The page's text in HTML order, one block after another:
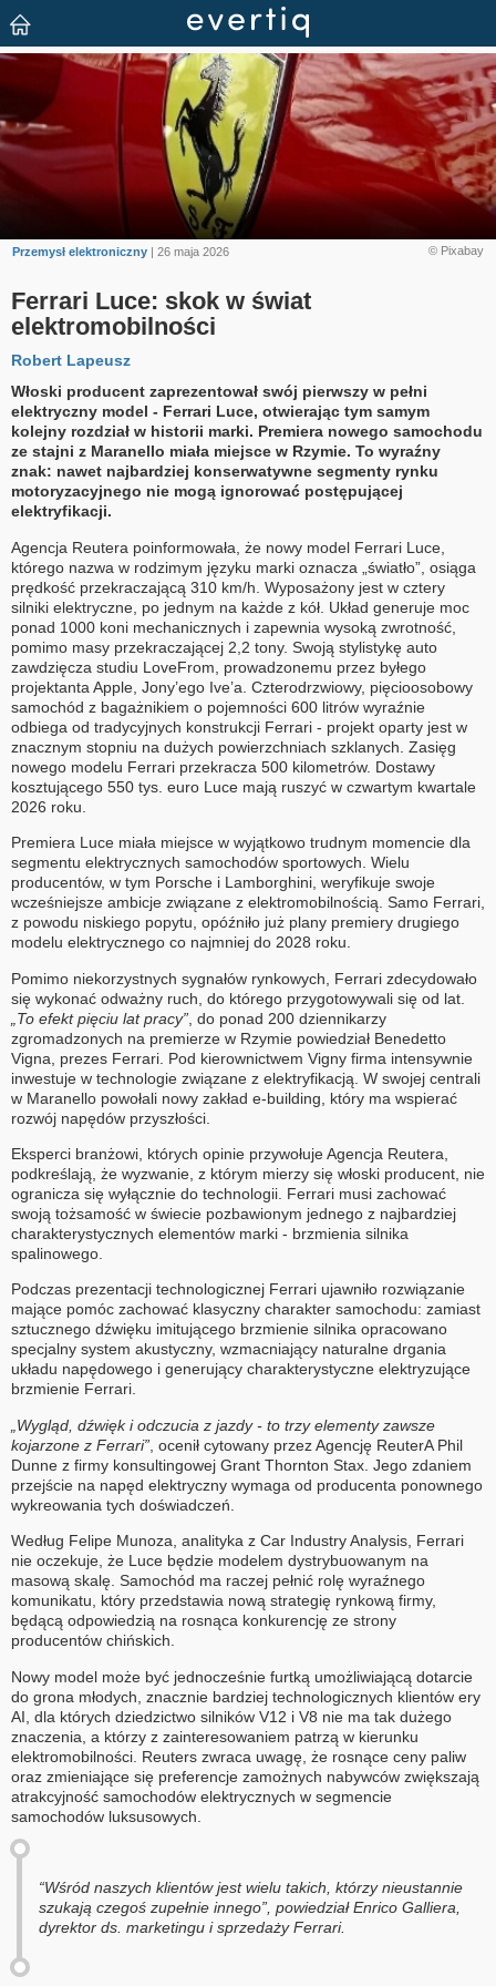
© Pixabay
Przemysł elektroniczny | 26 maja 2026
Ferrari Luce: skok w świat
elektromobilności
Robert Lapeusz
Włoski producent zaprezentował swój pierwszy w pełni
elektryczny model - Ferrari Luce, otwierając tym samym
kolejny rozdział w historii marki. Premiera nowego samochodu
ze stajni z Maranello miała miejsce w Rzymie. To wyraźny
znak: nawet najbardziej konserwatywne segmenty rynku
motoryzacyjnego nie mogą ignorować postępującej
elektryfikacji.
Agencja Reutera poinformowała, że nowy model Ferrari Luce,
którego nazwa w rodzimym języku marki oznacza „światło”, osiąga
prędkość przekraczającą 310 km/h. Wyposażony jest w cztery
silniki elektryczne, po jednym na każde z kół. Układ generuje moc
ponad 1000 koni mechanicznych i zapewnia wysoką zwrotność,
pomimo masy przekraczającej 2,2 tony. Swoją stylistykę auto
zawdzięcza studiu LoveFrom, prowadzonemu przez byłego
projektanta Apple, Jony’ego Ive’a. Czterodrzwiowy, pięcioosobowy
samochód z bagażnikiem o pojemności 600 litrów wyraźnie
odbiega od tradycyjnych konstrukcji Ferrari - projekt oparty jest w
znacznym stopniu na dużych powierzchniach szklanych. Zasięg
nowego modelu Ferrari przekracza 500 kilometrów. Dostawy
kosztującego 550 tys. euro Luce mają ruszyć w czwartym kwartale
2026 roku.
Premiera Luce miała miejsce w wyjątkowo trudnym momencie dla
segmentu elektrycznych samochodów sportowych. Wielu
producentów, w tym Porsche i Lamborghini, weryfikuje swoje
wcześniejsze ambicje związane z elektromobilnością. Samo Ferrari,
z powodu niskiego popytu, opóźniło już plany premiery drugiego
modelu elektrycznego co najmniej do 2028 roku.
Pomimo niekorzystnych sygnałów rynkowych, Ferrari zdecydowało
się wykonać odważny ruch, do którego przygotowywali się od lat.
„To efekt pięciu lat pracy” , do ponad 200 dziennikarzy
zgromadzonych na premierze w Rzymie powiedział Benedetto
Vigna, prezes Ferrari. Pod kierownictwem Vigny firma intensywnie
inwestuje w technologie związane z elektryfikacją. W swojej centrali
w Maranello powołali nowy zakład e-building, który ma wspierać
rozwój napędów przyszłości.
Eksperci branżowi, których opinie przywołuje Agencja Reutera,
podkreślają, że wyzwanie, z którym mierzy się włoski producent, nie
ogranicza się wyłącznie do technologii. Ferrari musi zachować
swoją tożsamość w świecie pozbawionym jednego z najbardziej
charakterystycznych elementów marki - brzmienia silnika
spalinowego.
Podczas prezentacji technologicznej Ferrari ujawniło rozwiązanie
mające pomóc zachować klasyczny charakter samochodu: zamiast
sztucznego dźwięku imitującego brzmienie silnika opracowano
specjalny system akustyczny, wzmacniający naturalne drgania
układu napędowego i generujący charakterystyczne elektryzujące
brzmienie Ferrari.
„Wygląd, dźwięk i odczucia z jazdy - to trzy elementy zawsze
kojarzone z Ferrari” , ocenił cytowany przez Agencję ReuterA Phil
Dunne z firmy konsultingowej Grant Thornton Stax. Jego zdaniem
przejście na napęd elektryczny wymaga od producenta ponownego
wykreowania tych doświadczeń.
Według Felipe Munoza, analityka z Car Industry Analysis, Ferrari
nie oczekuje, że Luce będzie modelem dystrybuowanym na
masową skalę. Samochód ma raczej pełnić rolę wyraźnego
komunikatu, który przedstawia nową strategię rynkową firmy,
będącą odpowiedzią na rosnąca konkurencję ze strony
producentów chińskich.
Nowy model może być jednocześnie furtką umożliwiającą dotarcie
do grona młodych, znacznie bardziej technologicznych klientów ery
AI, dla których dziedzictwo silników V12 i V8 nie ma tak dużego
znaczenia, a którzy z zainteresowaniem patrzą w kierunku
elektromobilności. Reuters zwraca uwagę, że rosnące ceny paliw
oraz zmieniające się preferencje zamożnych nabywców zwiększają
atrakcyjność samochodów elektrycznych w segmencie
samochodów luksusowych.
“Wśród naszych klientów jest wielu takich, którzy nieustannie
szukają czegoś zupełnie innego”, powiedział Enrico Galliera,
dyrektor ds. marketingu i sprzedaży Ferrari.